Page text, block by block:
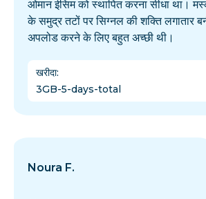
ओमान ईसिम को स्थापित करना सीधा था।
के समुद्र तटों पर सिग्नल की शक्ति लगातार
अपलोड करने के लिए बहुत अच्छी थी।
खरीदा:
3GB-5-days-total
Noura F.